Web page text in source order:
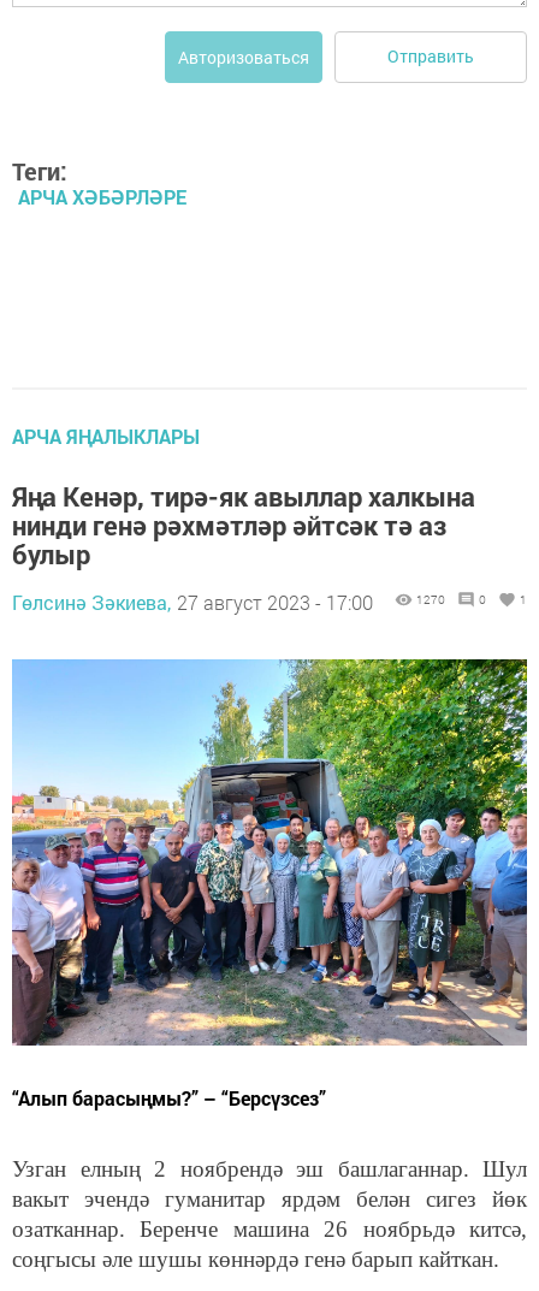
Авторизоваться Отправить
Теги:
АРЧА ХӘБӘРЛӘРЕ
АРЧА ЯҢАЛЫКЛАРЫ
Яңа Кенәр, тирә-як авыллар халкына
нинди генә рәхмәтләр әйтсәк тә аз
булыр
Гөлсинә Зәкиева, 27 август 2023 - 17:00 1270 0 1
“Алып барасыңмы?” – “Берсүзсез”
Узган елның 2 ноябрендә эш башлаганнар. Шул
вакыт эчендә гуманитар ярдәм белән сигез йөк
озатканнар. Беренче машина 26 ноябрьдә китсә,
соңгысы әле шушы көннәрдә генә барып кайткан.